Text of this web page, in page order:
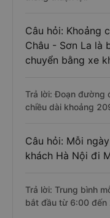
Câu hỏi: Khoảng
Châu - Sơn La là
chuyển bằng xe
Trả lời: Đoạn đường
chiều dài khoảng
Câu hỏi: Mỗi
khách Hà Nội đi
Trả lời: Trung bình
bắt đầu từ 6:00 đến